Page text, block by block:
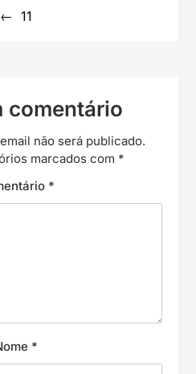
11
comentário
não será publicado.
marcados com *
*
*